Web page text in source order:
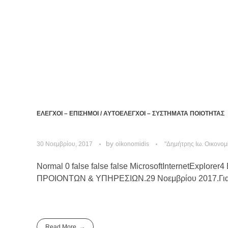
ΕΛΕΓΧΟΙ – ΕΠΙΣΗΜΟΙ / ΑΥΤΟΕΛΕΓΧΟΙ – ΣΥΣΤΗΜΑΤΑ ΠΟΙΟΤΗΤΑΣ
30 Νοεμβρίου, 2017 by oikonomidis "Δημήτρης Ιω.
Normal 0 false false false
ΠΡΟΙΟΝΤΩΝ & ΥΠΗΡΕΣΙΩΝ.29 Νοεμβρίου 2017.Για